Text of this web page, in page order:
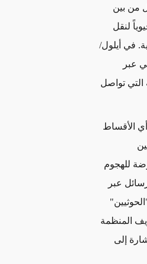
من بين
لنقل
في أيلول/
عبر
التي تواصل
الأقساط
للهجوم
عبر
المنظمة
إلى